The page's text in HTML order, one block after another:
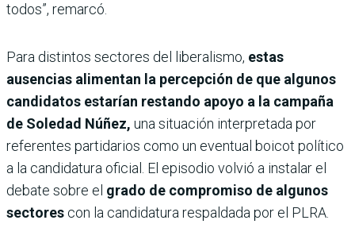
todos”, remarcó.
Para distintos sectores del liberalismo, estas
ausencias alimentan la percepción de que algunos
candidatos estarían restando apoyo a la campaña
de Soledad Núñez, una situación interpretada por
referentes partidarios como un eventual boicot político
a la candidatura oficial. El episodio volvió a instalar el
debate sobre el grado de compromiso de algunos
sectores con la candidatura respaldada por el PLRA.